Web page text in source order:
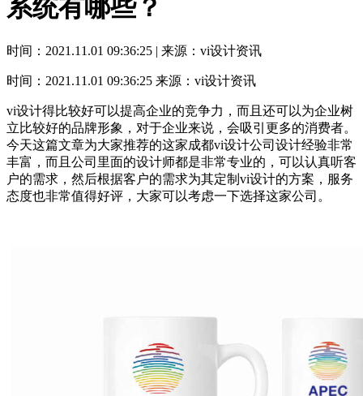
系统有哪些？
时间：2021.11.01 09:36:25 | 来源：vi设计资讯
时间：2021.11.01 09:36:25 来源：vi设计资讯
vi设计得比较好可以提高企业的竞争力，而且还可以为企业树
立比较好的品牌形象，对于企业来说，会吸引更多的消费者。
今天这篇文章为大家推荐的这家成都vi设计公司设计经验非常
丰富，而且公司里面的设计师都是非常专业的，可以认真听客
户的需求，然后根据客户的需求为其定制vi设计的方案，服务
态度也非常值得好评，大家可以考虑一下选择这家公司。